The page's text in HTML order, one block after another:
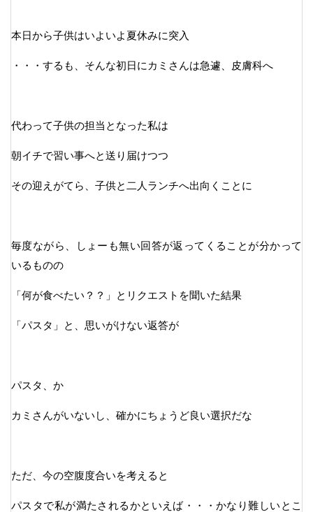
本日から子供はいよいよ夏休みに突入
・・・するも、そんな初日にカミさんは急遽、皮膚科へ
代わって子供の担当となった私は
朝イチで習い事へと送り届けつつ
その迎えがてら、子供と二人ランチへ出向くことに
毎度ながら、しょーも無い回答が返ってくることが分かって
いるものの
「何が食べたい？？」とリクエストを聞いた結果
「パスタ」と、思いがけない返答が
パスタ、か
カミさんがいないし、確かにちょうど良い選択だな
ただ、今の空腹度合いを考えると
パスタで私が満たされるかといえば・・・かなり難しいとこ